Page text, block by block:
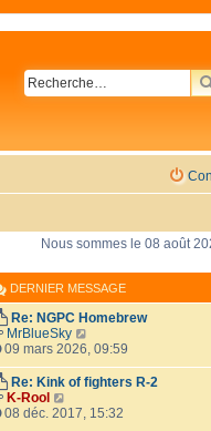
Nous sommes le 08 août
DERNIER MESSAGE
Re: NGPC Homebrew
MrBlueSky
o
r
e
09 mars 2026, 09:59
Re: Kink of fighters R-2
K-Rool
o
08 déc. 2017, 15:32